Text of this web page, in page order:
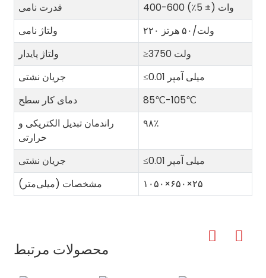
قدرت نامی
400-600 وات (± 5٪)
ولتاژ نامی
۲۲۰ ولت/۵۰ هرتز
ولتاژ پایدار
≥3750 ولت
جریان نشتی
≤
0.01 میلی آمپر
دمای کار سطح
85℃-105℃
راندمان تبدیل الکتریکی و
حرارتی
۹۸٪
جریان نشتی ≤
0.01 میلی آمپر
مشخصات (میلی‌متر)
۱۰۵۰×۶۵۰×۲۵
محصولات مرتبط